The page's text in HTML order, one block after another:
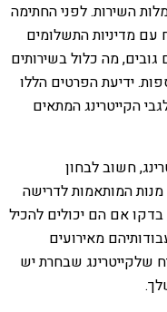
השירות. לפני החתימה
מדיניות התשלומים
מה כלול בשירותים
ידיעת הפרטים הללו
הקייטרינג המתאים
חשוב לבחון
המותאמות לדרישה
בדקו אם הם יכולים להכיל
מאירועים
שלקייטרינג שבחרת יש